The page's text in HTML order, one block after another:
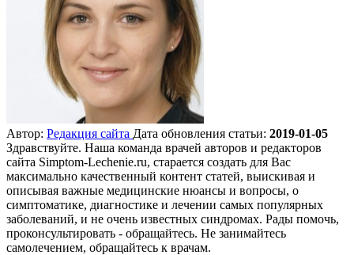
Автор: Редакция сайта Дата обновления статьи: 2019-01-05
Здравствуйте. Наша команда врачей авторов и редакторов
сайта Simptom-Lechenie.ru, старается создать для Вас
максимально качественный контент статей, выискивая и
описывая важные медицинские нюансы и вопросы, о
симптоматике, диагностике и лечении самых популярных
заболеваний, и не очень известных синдромах. Рады помочь,
проконсультировать - обращайтесь. Не занимайтесь
самолечением, обращайтесь к врачам.